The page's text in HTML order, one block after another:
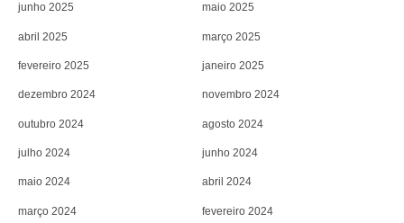
junho 2025 maio 2025
abril 2025 março 2025
fevereiro 2025 janeiro 2025
dezembro 2024 novembro 2024
outubro 2024 agosto 2024
julho 2024 junho 2024
maio 2024 abril 2024
março 2024 fevereiro 2024